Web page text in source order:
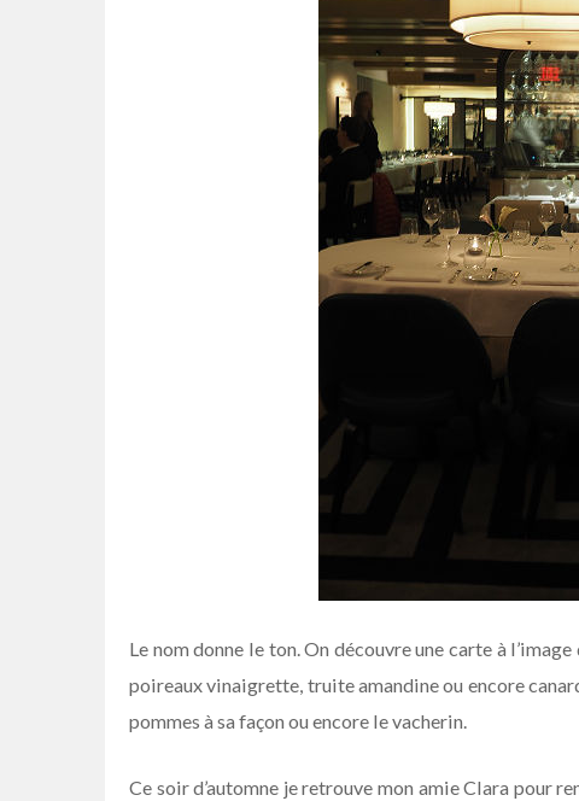
Le nom donne le ton. On découvre une carte à
poireaux vinaigrette, truite amandine ou encore
pommes à sa façon ou encore le vacherin.
Ce soir d’automne je retrouve mon amie Clara pour